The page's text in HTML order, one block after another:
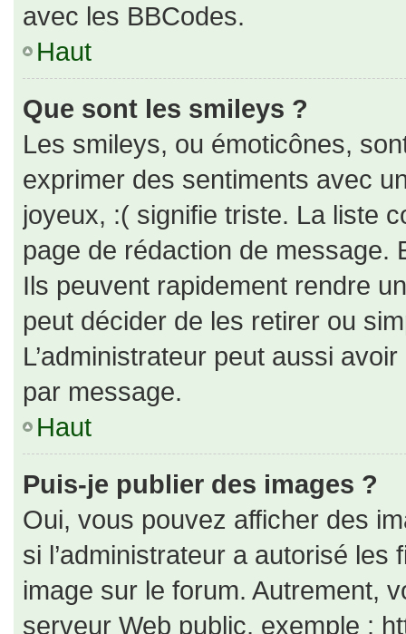
avec les BBCodes.
Haut
Que sont les smileys ?
Les smileys, ou émoticônes,
exprimer des sentiments avec
joyeux, :( signifie triste. La liste
page de rédaction de message.
Ils peuvent rapidement rendre
peut décider de les retirer ou
L’administrateur peut aussi
par message.
Haut
Puis-je publier des images ?
Oui, vous pouvez afficher des
si l’administrateur a autorisé
image sur le forum. Autrement,
serveur Web public, exemple :